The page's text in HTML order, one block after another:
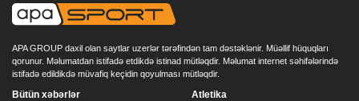
APA GROUP daxil olan saytlar uzerlər tərəfindən tam dəstəklənir. Müəllif hüquqları
qorunur. Məlumatdan istifadə etdikdə istinad mütləqdir. Məlumat internet səhifələrində
istifadə edildikdə müvafiq keçidin qoyulması mütləqdir.
Bütün xəbərlər Atletika